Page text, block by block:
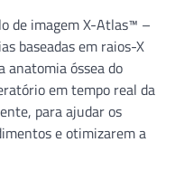
de imagem X-Atlas™ –
baseadas em raios-X
anatomia óssea do
em tempo real da
para ajudar os
e otimizarem a